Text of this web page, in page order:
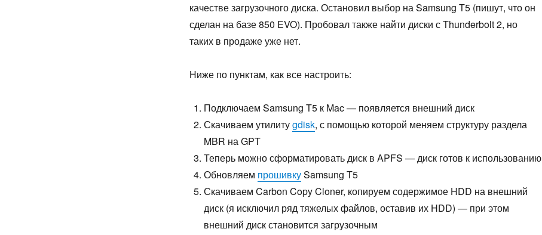
качестве загрузочного диска. Остановил выбор на Samsung T5 (пишут, что он
сделан на базе 850 EVO). Пробовал также найти диски с Thunderbolt 2, но
таких в продаже уже нет.
Ниже по пунктам, как все настроить:
Подключаем Samsung T5 к Mac — появляется внешний диск
Скачиваем утилитуgdisk, с помощью которой меняем структуру раздела
MBR на GPT
Теперь можно сформатировать диск в APFS — диск готов к использованию
Обновляем прошивкуSamsung T5
Скачиваем Carbon Copy Cloner, копируем содержимое HDD на внешний
диск (я исключил ряд тяжелых файлов, оставив их HDD) — при этом
внешний диск становится загрузочным